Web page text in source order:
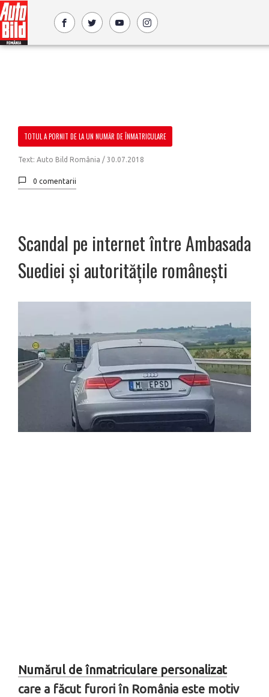
TOTUL A PORNIT DE LA UN NUMĂR DE ÎNMATRICULARE
Text: Auto Bild România / 30.07.2018
0 comentarii
Scandal pe internet între Ambasada
Suediei și autoritățile românești
Numărul de înmatriculare personalizat
care a făcut furori în România este motiv